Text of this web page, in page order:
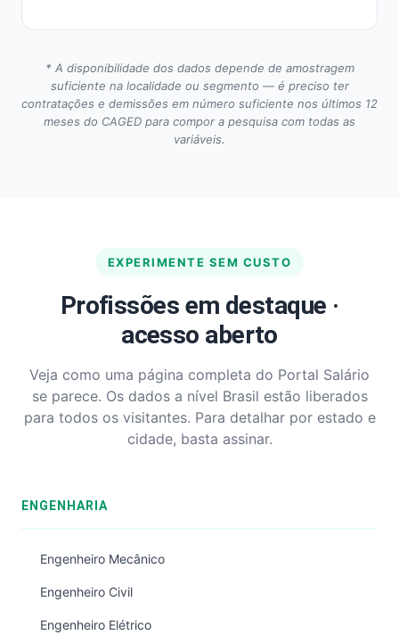
* A disponibilidade dos dados depende de amostragem
suficiente na localidade ou segmento — é preciso ter
contratações e demissões em número suficiente nos últimos 12
meses do CAGED para compor a pesquisa com todas as
variáveis.
EXPERIMENTE SEM CUSTO
Profissões em destaque ·
acesso aberto
Veja como uma página completa do Portal Salário
se parece. Os dados a nível Brasil estão liberados
para todos os visitantes. Para detalhar por estado e
cidade, basta assinar.
ENGENHARIA
Engenheiro Mecânico
Engenheiro Civil
Engenheiro Elétrico